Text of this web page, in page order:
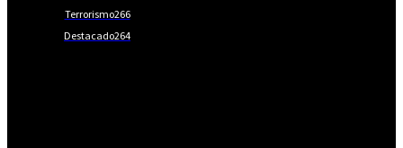
Terrorismo266
Destacado264